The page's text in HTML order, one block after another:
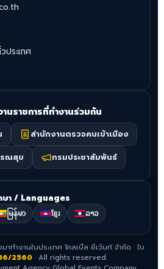
ประเทศ
นราชการที่ทำงานร่วมกัน
สำนักงานตรวจคนเข้าเมือง
รณสุข
กรมประชาสัมพันธ์
ษา / Languages
မြန်မာ ខ្មែរ ລາວ
าทำงานในประเทศ โกลเบิ้ล อีเว้นท์ จำกัด ·ใบ
2560 · All rights reserved.